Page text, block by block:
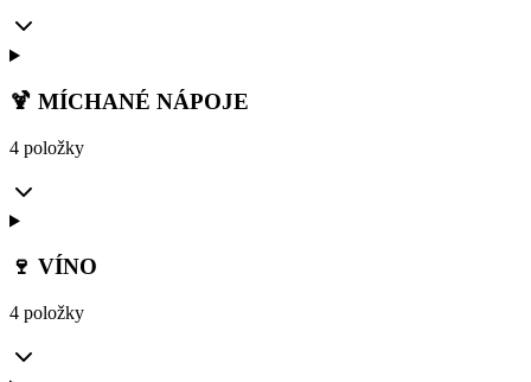
🍹 MÍCHANÉ NÁPOJE
4 položky
🍷 VÍNO
4 položky